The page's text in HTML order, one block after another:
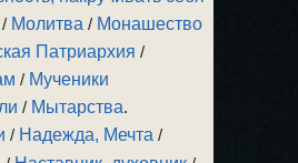
/ Молитва / Монашество
Патриархия /
/ Мученики
/ Мытарства.
/ Надежда, Мечта /